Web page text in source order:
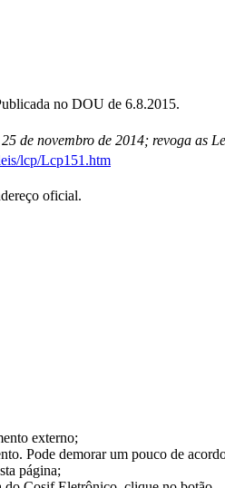
no DOU de 6.8.2015.
de novembro de 2014; revoga as
lcp/Lcp151.htm
oficial.
externo;
Pode demorar um pouco de
página;